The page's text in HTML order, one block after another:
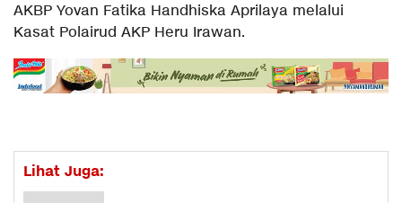
AKBP Yovan Fatika Handhiska Aprilaya melalui
Kasat Polairud AKP Heru Irawan.
Lihat Juga: